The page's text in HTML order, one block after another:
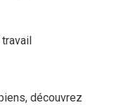
découvrez